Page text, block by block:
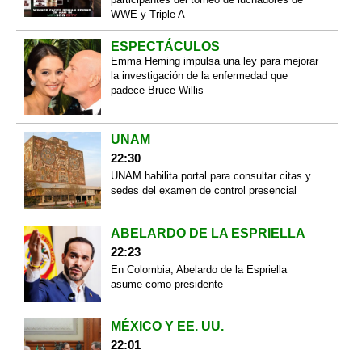
WWE y Triple A
ESPECTÁCULOS
Emma Heming impulsa una ley para mejorar
la investigación de la enfermedad que
padece Bruce Willis
UNAM
22:30
UNAM habilita portal para consultar citas y
sedes del examen de control presencial
ABELARDO DE LA ESPRIELLA
22:23
En Colombia, Abelardo de la Espriella
asume como presidente
MÉXICO Y EE. UU.
22:01